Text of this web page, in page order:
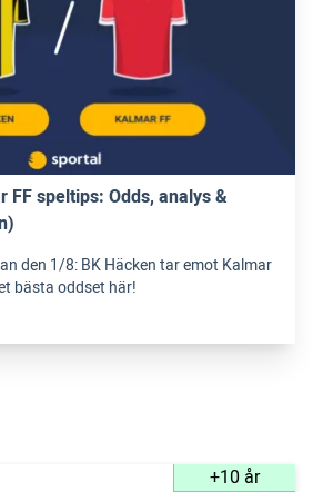
FF speltips: Odds, analys &
den 1/8: BK Häcken tar emot Kalmar
bästa oddset här!
+10 år